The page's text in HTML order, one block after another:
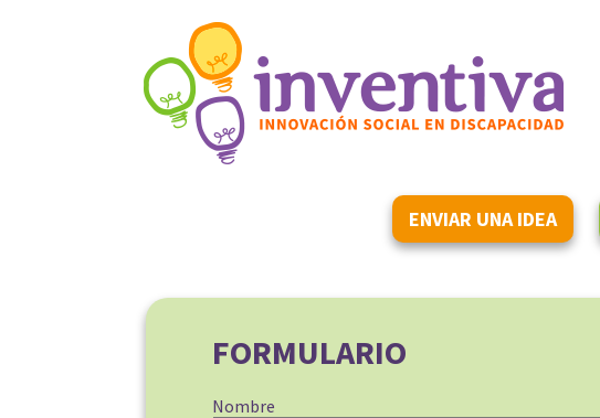
ENVIAR UNA IDEA
FORMULARIO
Nombre